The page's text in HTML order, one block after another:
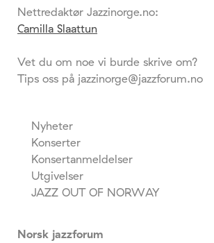
Nettredaktør Jazzinorge.no:
Camilla Slaattun
Vet du om noe vi burde skrive om?
Tips oss på jazzinorge@jazzforum.no
Nyheter
Konserter
Konsertanmeldelser
Utgivelser
JAZZ OUT OF NORWAY
Norsk jazzforum